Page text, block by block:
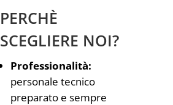
PERCHÈ
SCEGLIERE NOI?
Professionalità:
personale tecnico
preparato e sempre